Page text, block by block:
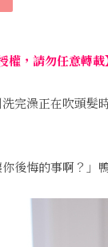
權，請勿任意轉載
洗完澡正在吹頭
後悔的事啊？」